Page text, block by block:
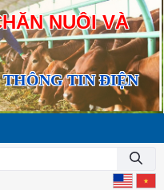
NUÔI VÀ
THÔNG TIN ĐIỆN